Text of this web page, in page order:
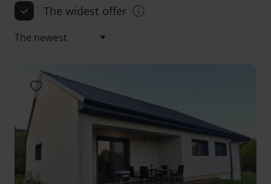
The widest offer
Add to favorites